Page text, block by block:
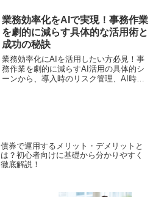
業務効率化をAIで実現！事務作業
を劇的に減らす具体的な活用術と
成功の秘訣
業務効率化にAIを活用したい方必見！事
務作業を劇的に減らすAI活用の具体的シ
ーンから、導入時のリスク管理、AI時代
債券で運用するメリット・デメリットと
は？初心者向けに基礎から分かりやすく
徹底解説！